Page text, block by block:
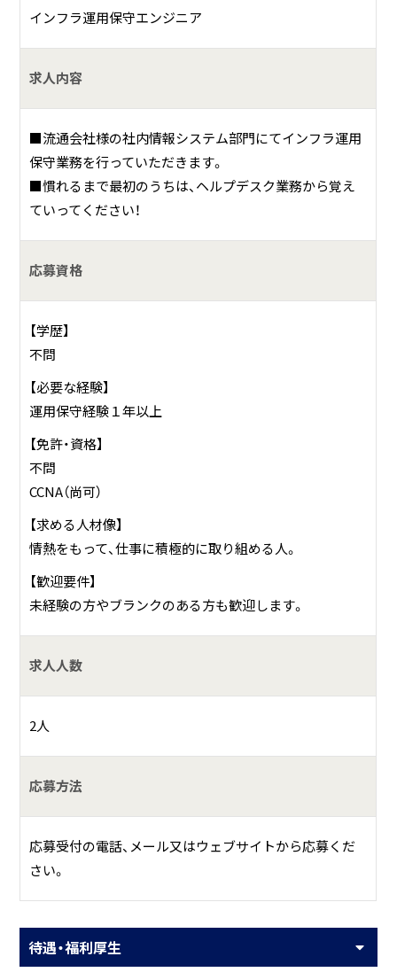
人材育成事業
インフラ運用保守エンジニア
求人内容
■流通会社様の社内情報システム部門にてインフラ運用
保守業務を行っていただきます。
■慣れるまで最初のうちは、ヘルプデスク業務から覚え
ていってください！
応募資格
【学歴】
不問
【必要な経験】
運用保守経験１年以上
【免許・資格】
不問
CCNA（尚可）
【求める人材像】
情熱をもって、仕事に積極的に取り組める人。
【歓迎要件】
未経験の方やブランクのある方も歓迎します。
求人人数
2人
応募方法
応募受付の電話、メール又はウェブサイトから応募くだ
さい。
待遇・福利厚生